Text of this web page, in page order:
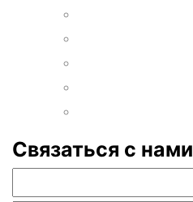
Связаться с нами